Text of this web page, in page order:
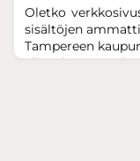
ala
Oletko
sisältöjen
Tampereen
elinvoimaa.